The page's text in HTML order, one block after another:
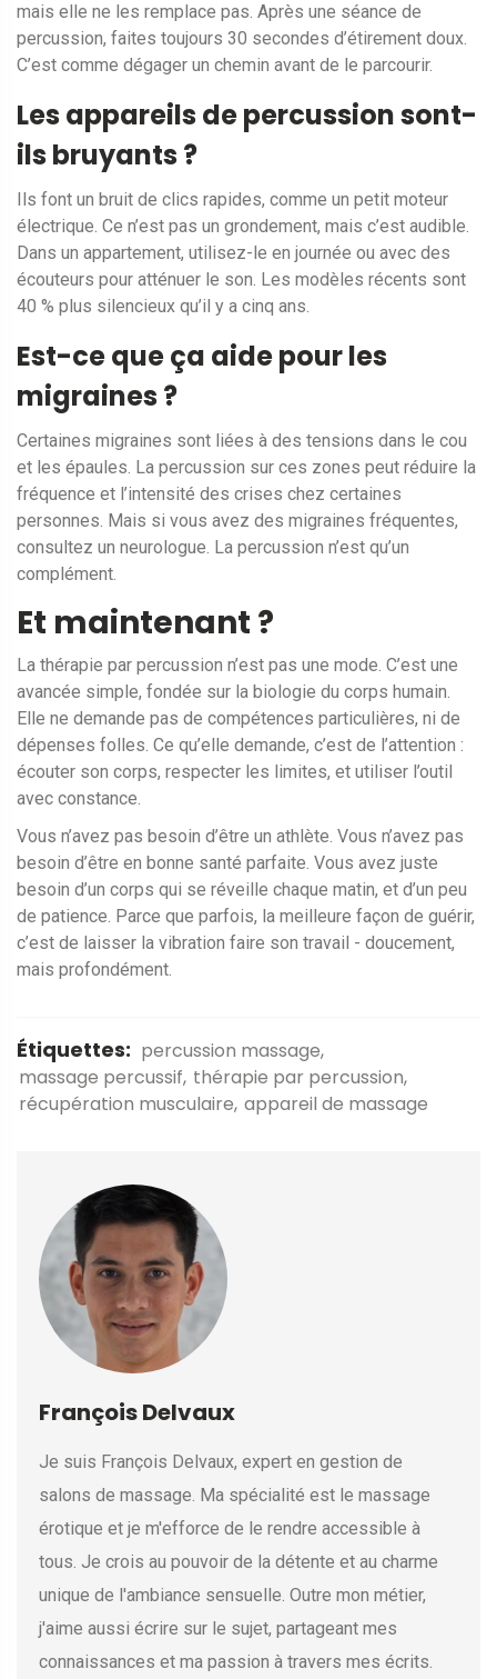
mais elle ne les remplace pas. Après une séance de
percussion, faites toujours 30 secondes d’étirement doux.
C’est comme dégager un chemin avant de le parcourir.
Les appareils de percussion sont-
ils bruyants ?
Ils font un bruit de clics rapides, comme un petit moteur
électrique. Ce n’est pas un grondement, mais c’est audible.
Dans un appartement, utilisez-le en journée ou avec des
écouteurs pour atténuer le son. Les modèles récents sont
40 % plus silencieux qu’il y a cinq ans.
Est-ce que ça aide pour les
migraines ?
Certaines migraines sont liées à des tensions dans le cou
et les épaules. La percussion sur ces zones peut réduire la
fréquence et l’intensité des crises chez certaines
personnes. Mais si vous avez des migraines fréquentes,
consultez un neurologue. La percussion n’est qu’un
complément.
Et maintenant ?
La thérapie par percussion n’est pas une mode. C’est une
avancée simple, fondée sur la biologie du corps humain.
Elle ne demande pas de compétences particulières, ni de
dépenses folles. Ce qu’elle demande, c’est de l’attention :
écouter son corps, respecter les limites, et utiliser l’outil
avec constance.
Vous n’avez pas besoin d’être un athlète. Vous n’avez pas
besoin d’être en bonne santé parfaite. Vous avez juste
besoin d’un corps qui se réveille chaque matin, et d’un peu
de patience. Parce que parfois, la meilleure façon de guérir,
c’est de laisser la vibration faire son travail - doucement,
mais profondément.
Étiquettes: percussion massage
massage percussif thérapie par percussion
récupération musculaire appareil de massage
François Delvaux
Je suis François Delvaux, expert en gestion de
salons de massage. Ma spécialité est le massage
érotique et je m'efforce de le rendre accessible à
tous. Je crois au pouvoir de la détente et au charme
unique de l'ambiance sensuelle. Outre mon métier,
j'aime aussi écrire sur le sujet, partageant mes
connaissances et ma passion à travers mes écrits.